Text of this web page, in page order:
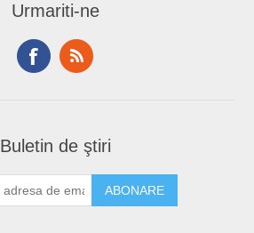
Urmariti-ne
Buletin de ştiri